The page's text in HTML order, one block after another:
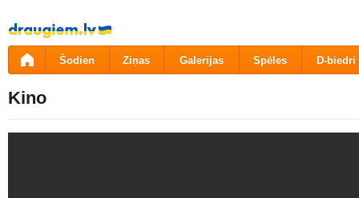
Pāriet
uz
saturu
Šodien Ziņas Galerijas Spēles D-biedri
Kino